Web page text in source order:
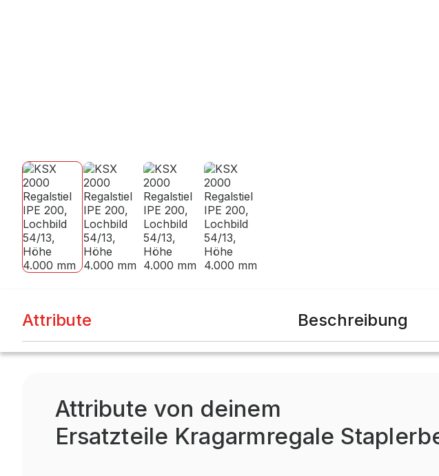
Attribute Beschreibung
Attribute von deinem
Ersatzteile Kragarmregale